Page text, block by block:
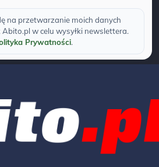
na przetwarzanie moich danych
w celu wysyłki newslettera.
Prywatności.